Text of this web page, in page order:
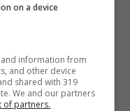
on a device
information from
and other device
shared with 319
We and our partners
of partners.